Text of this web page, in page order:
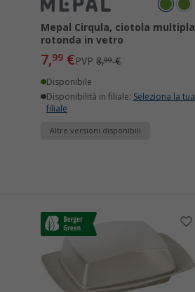
Mepal Cirqula, ciotola multipla
rotonda in vetro
7,99 €PVP8,99€
Disponibile
Disponibilità in filiale: Seleziona la tua
filiale
Altre versioni disponibili